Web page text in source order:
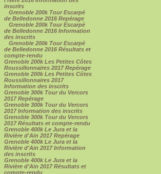
inscrits
Grenoble 200k Tour Escarpé
de Belledonne 2016 Repérage
Grenoble 200k Tour Escarpé
de Belledonne 2016 Information
des inscrits
Grenoble 200k Tour Escarpé
de Belledonne 2016 Résultats et
compte-rendu
Grenoble 200k Les Petites Côtes
Roussillonnaires 2017 Repérage
Grenoble 200k Les Petites Côtes
Roussillonnaires 2017
Information des inscrits
Grenoble 300k Tour du Vercors
2017 Repérage
Grenoble 300k Tour du Vercors
2017 Information des inscrits
Grenoble 300k Tour du Vercors
2017 Résultats et compte-rendu
Grenoble 400k Le Jura et la
Rivière d'Ain 2017 Repérage
Grenoble 400k Le Jura et la
Rivière d'Ain 2017 Information
des inscrits
Grenoble 400k Le Jura et la
Rivière d'Ain 2017 Résultats et
compte-rendu